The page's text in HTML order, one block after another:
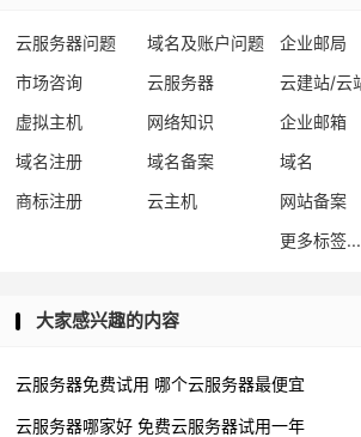
云服务器问题 域名及账户问题
企业邮局
市场咨询
云服务器
虚拟主机
网络知识
企业邮箱
域名注册
域名备案
域名
商标注册
云主机
网站备案
更多标签...
大家感兴趣的内容
云服务器免费试用 哪个云服务器最便宜
云服务器哪家好 免费云服务器试用一年